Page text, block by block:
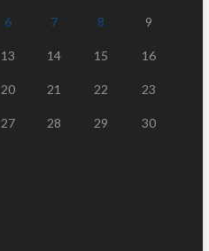
6 7 8 9
13 14 15 16
20 21 22 23
27 28 29 30